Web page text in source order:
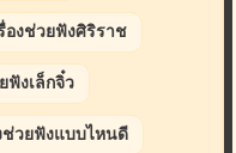
องช่วยฟังศิริราช
ฟังเล็กจิ๋ว
ช่วยฟังแบบไหนดี